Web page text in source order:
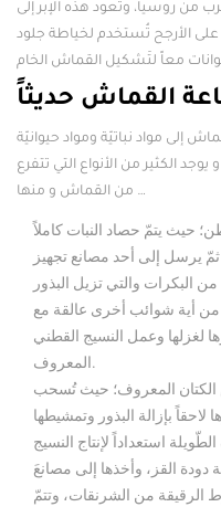
من روسيا، وتعود هذه الإبر إلى
وكانت على الأرجح تُستخدم لخياطة جلود
القماش حديثاً
إلى مواد نباتيّة ومواد حيوانيّة
الكثير من الأنواع التي تتفرع
من القماش و منها …
حيث يتمّ حصاد النبات كاملاً
ثمّ يرسل إلى أحد مصانع تجهيز
والتي تزيل البذور
أية شوائب أخرى عالقة مع
لغزلها وعمل النسيج القطني
المعروف.
الكتان المعروف؛ حيث تُسحب
بإزالة البذور وتمشيطها
القز، وأخذها إلى مصانعَ
الرقيقة من الشرنقات، وتتمّ